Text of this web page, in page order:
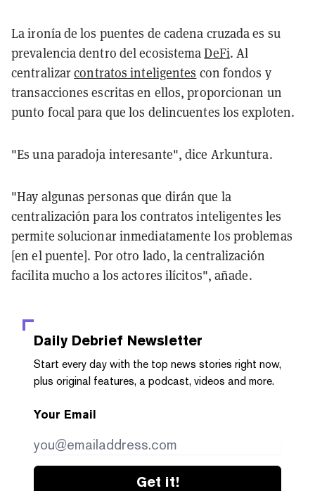
La ironía de los puentes de cadena cruzada es su
prevalencia dentro del ecosistemaDeFi. Al
centralizarcontratos inteligentes con fondos y
transacciones escritas en ellos, proporcionan un
punto focal para que los delincuentes los exploten.
"Es una paradoja interesante", dice Arkuntura.
"Hay algunas personas que dirán que la
centralización para los contratos inteligentes les
permite solucionar inmediatamente los problemas
[en el puente]. Por otro lado, la centralización
facilita mucho a los actores ilícitos", añade.
Daily Debrief Newsletter
Start every day with the top news stories right now,
plus original features, a podcast, videos and more.
Your Email
Get it!